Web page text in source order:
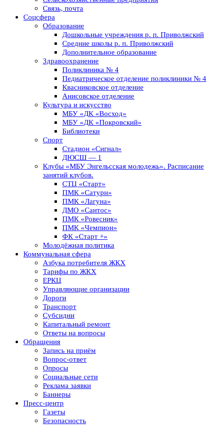
Связь, почта
Соцсфера
Образование
Дошкольные учреждения р. п. Приволжский
Средние школы р. п. Приволжский
Дополнительное образование
Здравоохранение
Поликлиника № 4
Педиатрическое отделение поликлиники № 4
Квасниковское отделение
Анисовское отделение
Культура и искусство
МБУ «ДК «Восход»
МБУ «ДК «Покровский»
Библиотеки
Спорт
Стадион «Сигнал»
ДЮСШ — 1
Клубы «МБУ Энгельсская молодежь». Расписание
занятий клубов.
СТЦ «Старт»
ПМК «Сатурн»
ПМК «Лагуна»
ДМО «Сантос»
ПМК «Ровесник»
ПМК «Чемпион»
ФК «Старт +»
Молодёжная политика
Коммунальная сфера
Азбука потребителя ЖКХ
Тарифы по ЖКХ
ЕРКЦ
Управляющие организации
Дороги
Транспорт
Субсидии
Капитальный ремонт
Ответы на вопросы
Обращения
Запись на приём
Вопрос-ответ
Опросы
Социальные сети
Реклама заявки
Баннеры
Пресс-центр
Газеты
Безопасность